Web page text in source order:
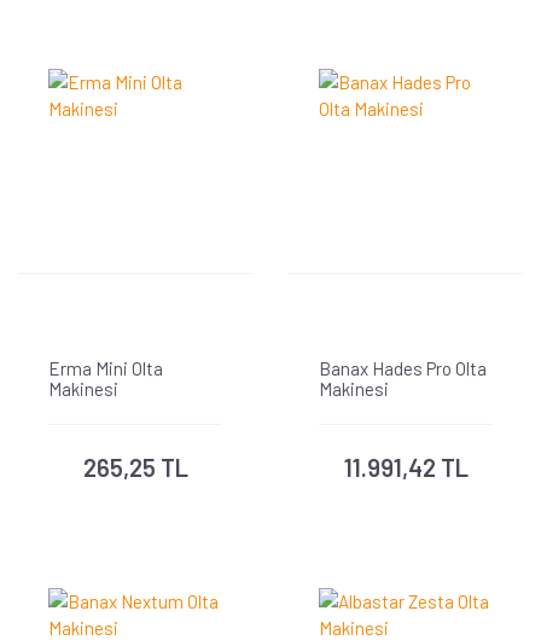
Erma Mini Olta
Makinesi
265,25 TL
Banax Hades Pro Olta
Makinesi
11.991,42 TL